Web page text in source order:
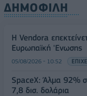
ΔΗΜΟΦΙΛΗ
Η Vendora
Ευρωπαϊκή 'Ενωσης
05/08/2026 - 10:52
SpaceX: Άλμα 92%
7,8 δισ. δολάρια